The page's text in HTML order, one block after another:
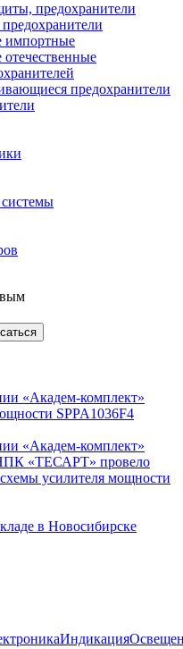
предохранители
импортные
предохранители
«Академ-комплект»
SPPA1036F4
«Академ-комплект»
«ТЕСАРТ» провело
усилителя мощности
в Новосибирске
Индикация